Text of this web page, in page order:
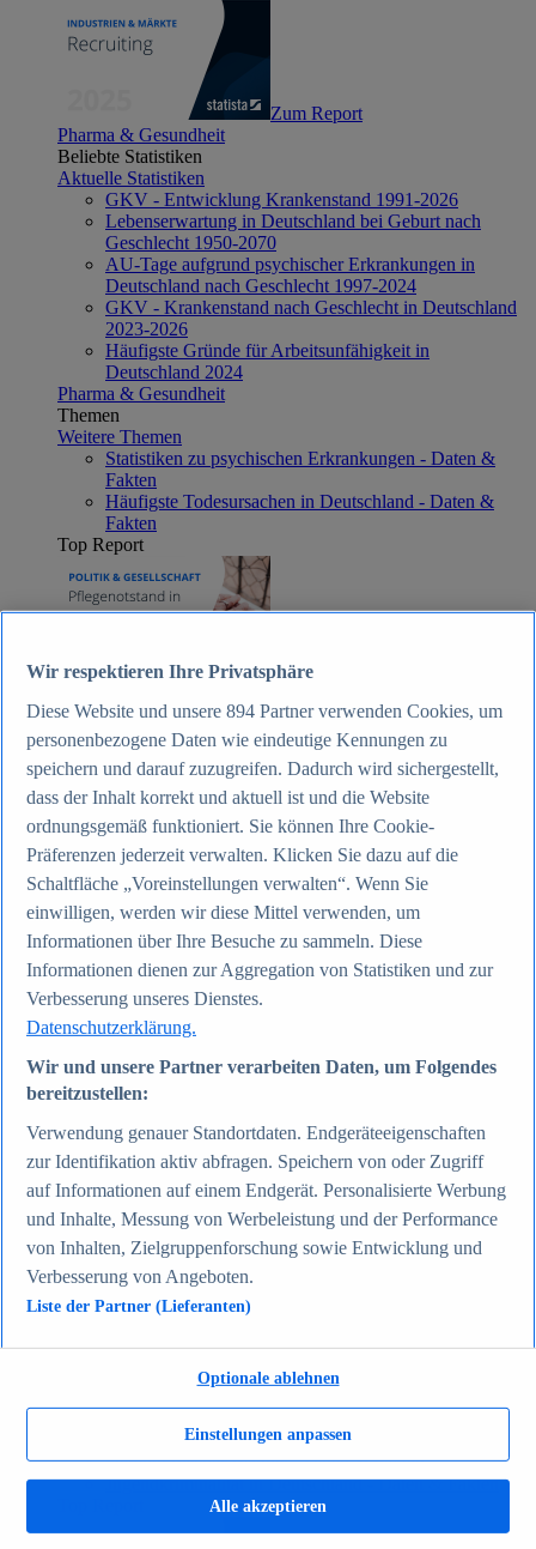
Zum Report
Pharma & Gesundheit
Beliebte Statistiken
Aktuelle Statistiken
GKV - Entwicklung Krankenstand 1991-2026
Lebenserwartung in Deutschland bei Geburt nach
Geschlecht 1950-2070
AU-Tage aufgrund psychischer Erkrankungen in
Deutschland nach Geschlecht 1997-2024
GKV - Krankenstand nach Geschlecht in Deutschland
2023-2026
Häufigste Gründe für Arbeitsunfähigkeit in
Deutschland 2024
Pharma & Gesundheit
Themen
Weitere Themen
Statistiken zu psychischen Erkrankungen - Daten &
Fakten
Häufigste Todesursachen in Deutschland - Daten &
Fakten
Top Report
Zum Report
Beliebte Statistiken
Aktuelle Statistiken
Anzahl der Social-Media-Nutzer weltweit 2012-2025
Social Networks mit den meisten Nutzern weltweit
2025
Soziale Netzwerke in Deutschland nach Generationen
2025
Instagram - Nutzung nach Alter und Geschlecht in
Deutschland 2025
Podcasts - Nutzung 2016-2025
Internet
Themen
Weitere Themen
Social Media - Daten & Fakten
TikTok - Daten & Fakten
Top Report
Zum Report
Gesellschaft
Beliebte Statistiken
Aktuelle Statistiken
Bevölkerung Deutschlands nach relevanten
Altersgruppen 2024
Die reichsten Menschen der Welt 2026
Empfänger von Arbeitslosengeld II / Sozialgeld /
Ausländer in Deutschland nach Nationalität 2025
Demografie: Altersstruktur in Deutschland 2024
Demografischer Wandel - Daten & Fakten
Jugendkriminalität in Deutschland - Daten & Fakten
Wir respektieren Ihre Privatsphäre
Diese Website und unsere 894 Partner verwenden Cookies, um
personenbezogene Daten wie eindeutige Kennungen zu
speichern und darauf zuzugreifen. Dadurch wird sichergestellt,
dass der Inhalt korrekt und aktuell ist und die Website
ordnungsgemäß funktioniert. Sie können Ihre Cookie-
Präferenzen jederzeit verwalten. Klicken Sie dazu auf die
Schaltfläche „Voreinstellungen verwalten“. Wenn Sie
einwilligen, werden wir diese Mittel verwenden, um
Informationen über Ihre Besuche zu sammeln. Diese
Informationen dienen zur Aggregation von Statistiken und zur
Verbesserung unseres Dienstes.
Datenschutzerklärung.
Wir und unsere Partner verarbeiten Daten, um Folgendes
bereitzustellen:
Verwendung genauer Standortdaten. Endgeräteeigenschaften
zur Identifikation aktiv abfragen. Speichern von oder Zugriff
auf Informationen auf einem Endgerät. Personalisierte Werbung
und Inhalte, Messung von Werbeleistung und der Performance
von Inhalten, Zielgruppenforschung sowie Entwicklung und
Verbesserung von Angeboten.
Liste der Partner (Lieferanten)
Einstellungen anpassen
Optionale ablehnen
Alle akzeptieren